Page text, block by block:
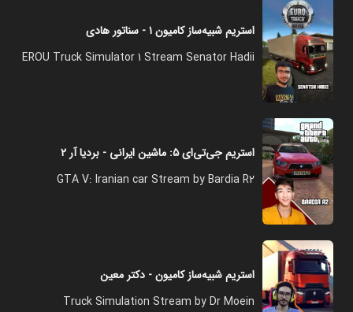
استریم شبیه‌ساز کامیون ۱ - سناتور هادی
EROU Truck Simulator 1 Stream Senator Hadii
استریم جی‌تی‌ای ۵: ماشین ایرانی - بردیا آر ۲
GTA V: Iranian car Stream by Bardia R2
استریم شبیه‌ساز کامیون - دکتر معین
Truck Simulation Stream by Dr Moein